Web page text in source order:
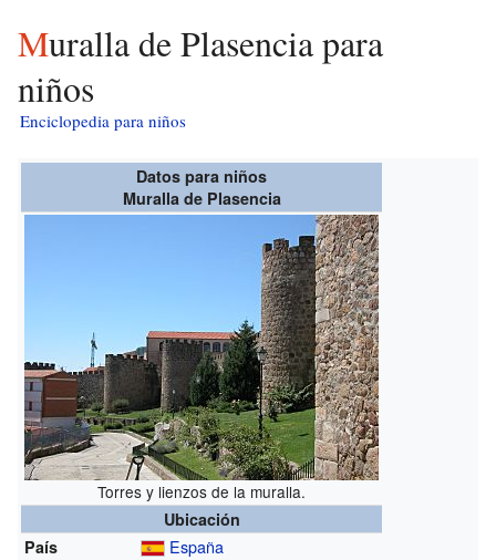
Muralla de Plasencia para
niños
Enciclopedia para niños
Datos para niños
Muralla de Plasencia
Torres y lienzos de la muralla.
Ubicación
País
España